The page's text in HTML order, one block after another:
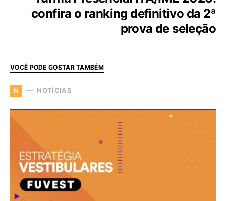
confira o ranking definitivo da 2⁠ª
prova de seleção
VOCÊ PODE GOSTAR TAMBÉM
N NOTÍCIAS